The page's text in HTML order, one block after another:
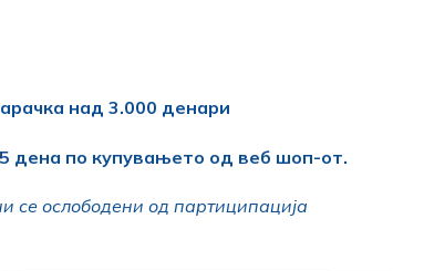
над 3.000 денари
дена по купувањето од веб шоп-от.
се ослободени од партиципација